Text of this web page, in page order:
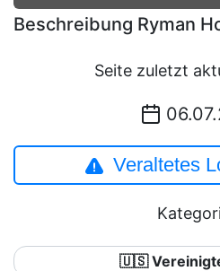
Beschreibung Ryman
Seite zuletzt
Veraltetes
🇺🇸